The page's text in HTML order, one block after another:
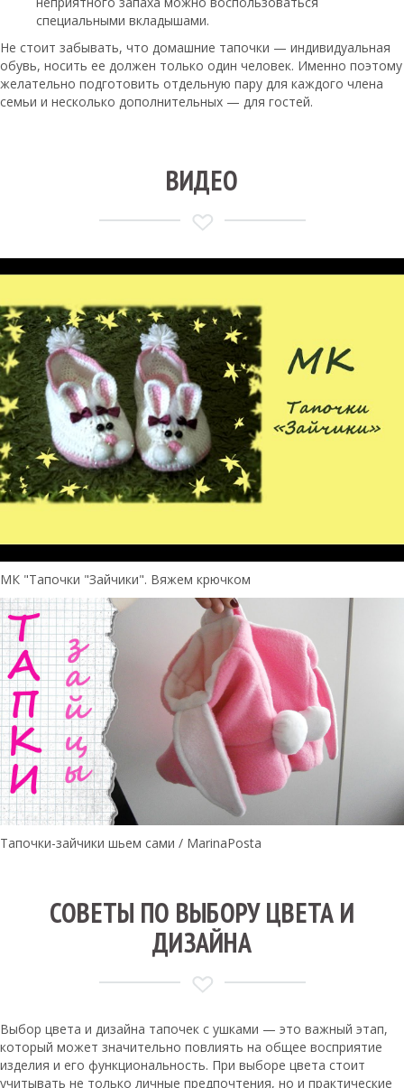
специальными вкладышами.
Не стоит забывать, что домашние тапочки — индивидуальная
обувь, носить ее должен только один человек. Именно поэтому
желательно подготовить отдельную пару для каждого члена
семьи и несколько дополнительных — для гостей.
ВИДЕО
МК "Тапочки "Зайчики". Вяжем крючком
Тапочки-зайчики шьем сами / MarinaPosta
СОВЕТЫ ПО ВЫБОРУ ЦВЕТА И
ДИЗАЙНА
Выбор цвета и дизайна тапочек с ушками — это важный этап,
который может значительно повлиять на общее восприятие
изделия и его функциональность. При выборе цвета стоит
учитывать не только личные предпочтения, но и практические